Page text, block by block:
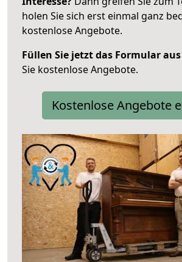
holen Sie sich erst einmal ganz
kostenlose Angebote.
Füllen Sie jetzt das Formular aus
Sie kostenlose Angebote.
Kostenlose Angebote